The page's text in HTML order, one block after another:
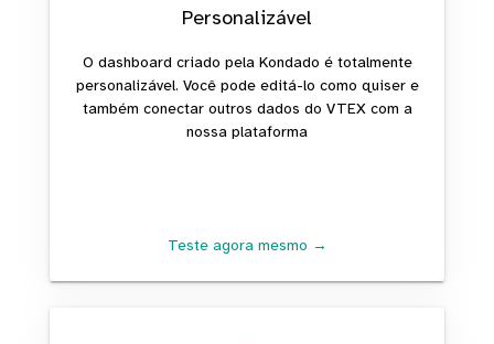
Personalizável
O dashboard criado pela Kondado é totalmente
personalizável. Você pode editá-lo como quiser e
também conectar outros dados do VTEX com a
nossa plataforma
Teste agora mesmo →